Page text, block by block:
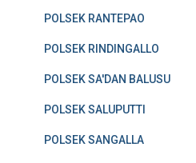
POLSEK RANTEPAO
POLSEK RINDINGALLO
POLSEK SA'DAN BALUSU
POLSEK SALUPUTTI
POLSEK SANGALLA